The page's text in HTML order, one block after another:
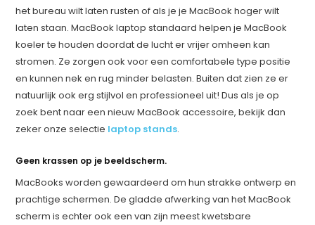
het bureau wilt laten rusten of als je je MacBook hoger wilt
laten staan. MacBook laptop standaard helpen je MacBook
koeler te houden doordat de lucht er vrijer omheen kan
stromen. Ze zorgen ook voor een comfortabele type positie
en kunnen nek en rug minder belasten. Buiten dat zien ze er
natuurlijk ook erg stijlvol en professioneel uit! Dus als je op
zoek bent naar een nieuw MacBook accessoire, bekijk dan
zeker onze selectie laptop stands.
Geen krassen op je beeldscherm.
MacBooks worden gewaardeerd om hun strakke ontwerp en
prachtige schermen. De gladde afwerking van het MacBook
scherm is echter ook een van zijn meest kwetsbare